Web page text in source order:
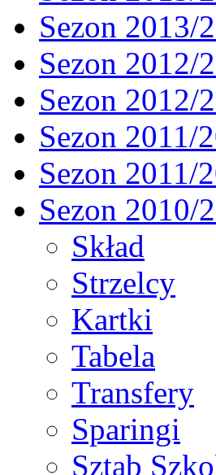
Sezon 2013/
Sezon 2012/
Sezon 2012/
Sezon 2011/
Sezon 2011/
Sezon 2010/
Skład
Strzelcy
Kartki
Tabela
Transfery
Sparingi
Sztab